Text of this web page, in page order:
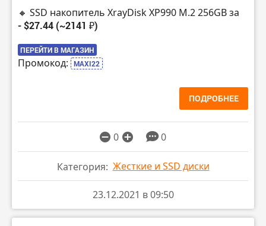
🔸 SSD накопитель XrayDisk XP990 M.2 256GB за
- $27.44 (~2141 ₽)
ПЕРЕЙТИ В МАГАЗИН
Промокод: MAXI22
ПОДРОБНЕЕ
0 0
Категория: Жесткие и SSD диски
23.12.2021 в 09:50